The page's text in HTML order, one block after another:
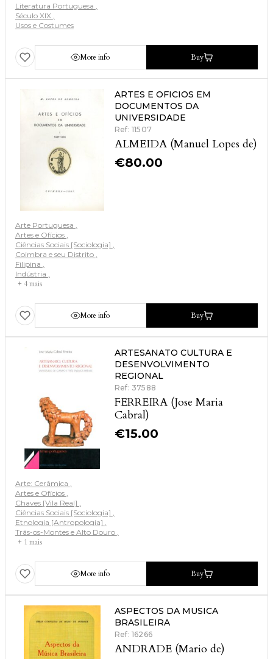
Literatura Portuguesa
Século XIX
Usos e Costumes
More info Buy
ARTES E OFICIOS EM
DOCUMENTOS DA
UNIVERSIDADE
Ref: 11507
ALMEIDA (Manuel Lopes de)
€80.00
Arte Portuguesa
Artes e Ofícios
Ciências Sociais [Sociologia]
Coimbra e seu Distrito
Filipina
Indústria
+ 4 mais
More info Buy
ARTESANATO CULTURA E
DESENVOLVIMENTO
REGIONAL
Ref: 37588
FERREIRA (Jose Maria
Cabral)
€15.00
Arte: Cerâmica
Artes e Ofícios
Chaves [Vila Real]
Ciências Sociais [Sociologia]
Etnologia [Antropologia]
Trás-os-Montes e Alto Douro
+ 1 mais
More info Buy
ASPECTOS DA MUSICA
BRASILEIRA
Ref: 16266
ANDRADE (Mario de)